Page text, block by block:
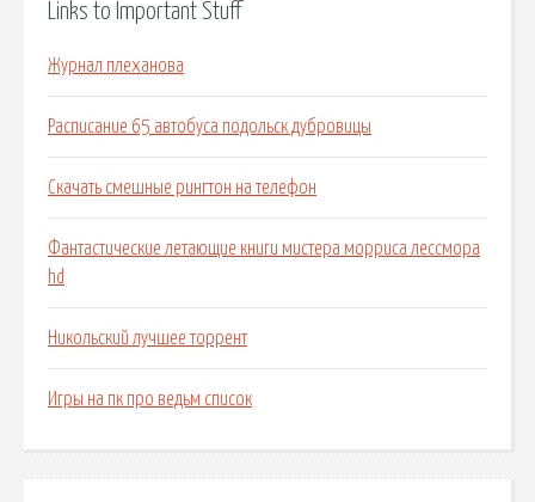
Links to Important Stuff
Журнал плеханова
Расписание 65 автобуса подольск дубровицы
Скачать смешные рингтон на телефон
Фантастические летающие книги мистера морриса лессмора
hd
Никольский лучшее торрент
Игры на пк про ведьм список